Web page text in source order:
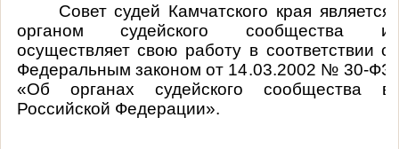
Совет судей Камчатского края является
органом судейского сообщества и
осуществляет свою работу в соответствии с
Федеральным законом от 14.03.2002 № 30-ФЗ
«Об органах судейского сообщества в
Российской Федерации».